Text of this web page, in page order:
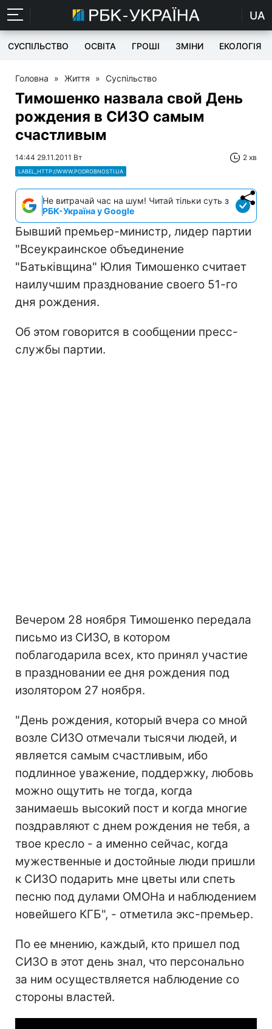
UA
СУСПІЛЬСТВО ОСВІТА ГРОШІ ЗМІНИ ЕКОЛОГІЯ
Головна » Життя » Суспільство
Тимошенко назвала свой День
рождения в СИЗО самым
счастливым
14:44 29.11.2011 Вт 2 хв
LABEL_HTTP://WWW.PODROBNOSTI.UA
Не витрачай час на шум! Читай тільки суть з
РБК-Україна у Google
Бывший премьер-министр, лидер партии
"Всеукраинское объединение
"Батьківщина" Юлия Тимошенко считает
наилучшим празднование своего 51-го
дня рождения.
Об этом говорится в сообщении пресс-
службы партии.
Вечером 28 ноября Тимошенко передала
письмо из СИЗО, в котором
поблагодарила всех, кто принял участие
в праздновании ее дня рождения под
изолятором 27 ноября.
"День рождения, который вчера со мной
возле СИЗО отмечали тысячи людей, и
является самым счастливым, ибо
подлинное уважение, поддержку, любовь
можно ощутить не тогда, когда
занимаешь высокий пост и когда многие
поздравляют с днем рождения не тебя, а
твое кресло - а именно сейчас, когда
мужественные и достойные люди пришли
к СИЗО подарить мне цветы или спеть
песню под дулами ОМОНа и наблюдением
новейшего КГБ", - отметила экс-премьер.
По ее мнению, каждый, кто пришел под
СИЗО в этот день знал, что персонально
за ним осуществляется наблюдение со
стороны властей.